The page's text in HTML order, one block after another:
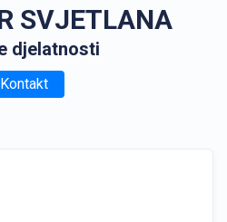
SVJETLANA
djelatnosti
Kontakt